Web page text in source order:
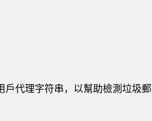
代理字符串，以幫助檢測垃圾郵